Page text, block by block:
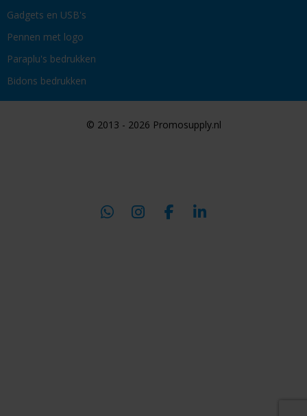
Gadgets en USB's
Pennen met logo
Paraplu's bedrukken
Bidons bedrukken
© 2013 - 2026 Promosupply.nl